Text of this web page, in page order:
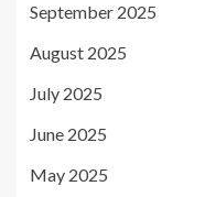
September 2025
August 2025
July 2025
June 2025
May 2025